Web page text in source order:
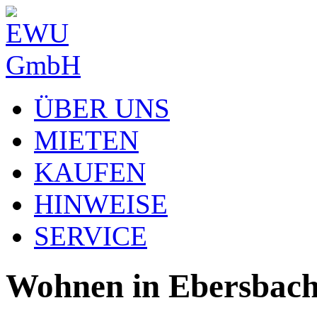
ÜBER UNS
MIETEN
KAUFEN
HINWEISE
SERVICE
Wohnen in